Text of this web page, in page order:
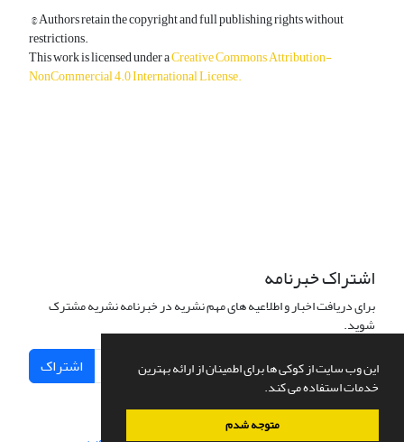
این وب سایت از کوکی ها برای اطمینان از ارائه بهترین
خدمات استفاده می کند.
متوجه شدم
© Authors retain the copyright and full publishing rights without
restrictions.
This work is licensed under aCreative Commons Attribution-
NonCommercial 4.0 International License.
اشتراک خبرنامه
برای دریافت اخبار و اطلاعیه های مهم نشریه در خبرنامه نشریه مشترک
شوید.
اشتراک